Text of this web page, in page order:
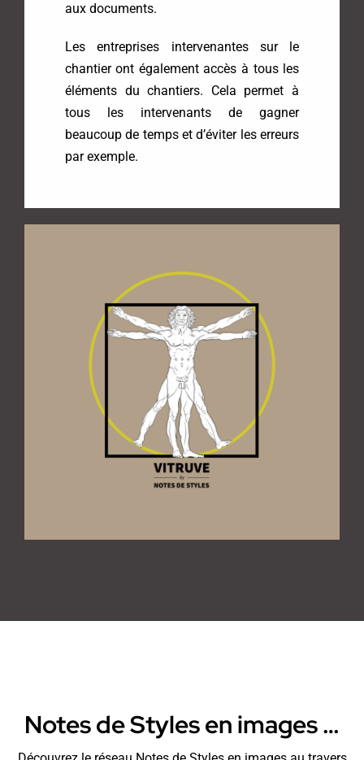
aux documents.
Les entreprises intervenantes sur le
chantier ont également accès à tous les
éléments du chantiers. Cela permet à
tous les intervenants de gagner
beaucoup de temps et d’éviter les erreurs
par exemple.
Notes de Styles en images …